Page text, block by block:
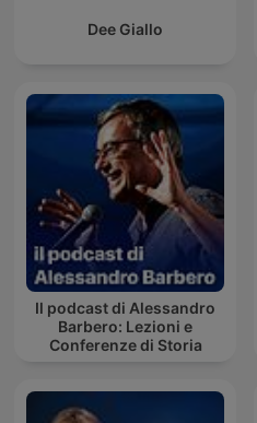
Dee Giallo
Il podcast di Alessandro
Barbero: Lezioni e
Conferenze di Storia